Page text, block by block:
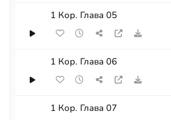
1 Кор. Глава 05
1 Кор. Глава 06
1 Кор. Глава 07